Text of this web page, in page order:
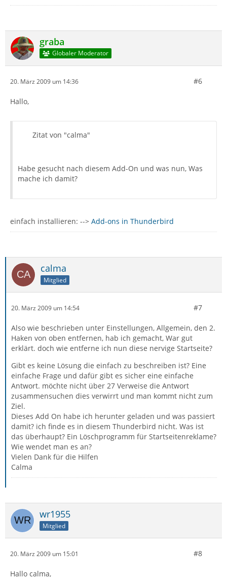
graba
Globaler Moderator
20. März 2009 um 14:36 #6
Hallo,
Zitat von "calma"
Habe gesucht nach diesem Add-On und was nun, Was
mache ich damit?
einfach installieren: --> Add-ons in Thunderbird
calma
Mitglied
20. März 2009 um 14:54 #7
Also wie beschrieben unter Einstellungen, Allgemein, den 2.
Haken von oben entfernen, hab ich gemacht, War gut
erklärt. doch wie entferne ich nun diese nervige Startseite?
Gibt es keine Lösung die einfach zu beschreiben ist? Eine
einfache Frage und dafür gibt es sicher eine einfache
Antwort. möchte nicht über 27 Verweise die Antwort
zusammensuchen dies verwirrt und man kommt nicht zum
Ziel.
Dieses Add On habe ich herunter geladen und was passiert
damit? ich finde es in diesem Thunderbird nicht. Was ist
das überhaupt? Ein Löschprogramm für Startseitenreklame?
Wie wendet man es an?
Vielen Dank für die Hilfen
Calma
wr1955
Mitglied
20. März 2009 um 15:01 #8
Hallo calma,